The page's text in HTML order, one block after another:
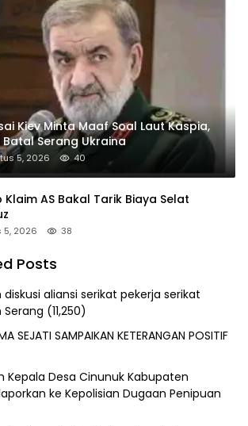
Kiev Minta Maaf Soal Laut Kaspia,
Batal Serang Ukraina
5, 2026 40
Klaim AS Bakal Tarik Biaya Selat
5, 2026 38
Posts
aliansi serikat pekerja serikat
(11,250)
SEJATI SAMPAIKAN KETERANGAN POSITIF
Kepala Desa Cinunuk Kabupaten
ke Kepolisian Dugaan Penipuan